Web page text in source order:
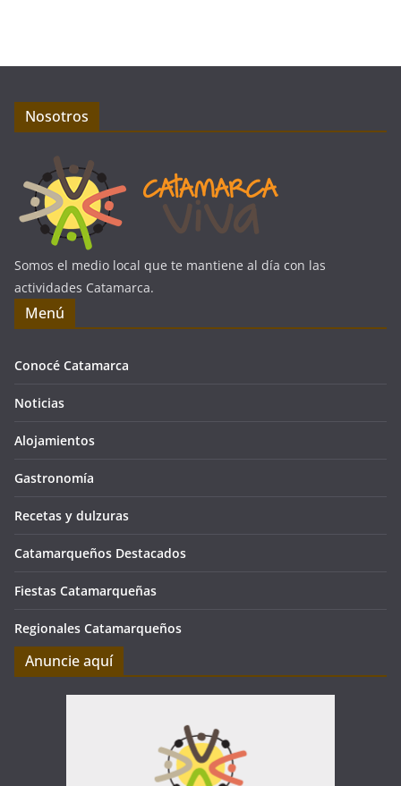
Nosotros
Somos el medio local que te mantiene al día con las
actividades Catamarca.
Menú
Conocé Catamarca
Noticias
Alojamientos
Gastronomía
Recetas y dulzuras
Catamarqueños Destacados
Fiestas Catamarqueñas
Regionales Catamarqueños
Anuncie aquí